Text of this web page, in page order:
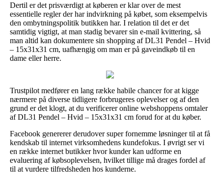
Dertil er det prisværdigt at køberen er klar over de mest
essentielle regler der har indvirkning på købet, som eksempelvis
den ombytningspolitik butikken har. I relation til det er det
samtidig vigtigt, at man stadig bevarer sin e-mail kvittering, så
man altid kan dokumentere sin shopping af DL31 Pendel – Hvid
– 15x31x31 cm, uafhængig om man er på gaveindkøb til en
dame eller herre.
Trustpilot medfører en lang række habile chancer for at kigge
nærmere på diverse tidligere forbrugeres oplevelser og af den
grund er det klogt, at du verificerer online webshoppens omtaler
af DL31 Pendel – Hvid – 15x31x31 cm forud for at du køber.
Facebook genererer derudover super fornemme løsninger til at få
kendskab til internet virksomhedens kundefokus. I øvrigt ser vi
en række internet butikker hvor kunder kan udforme en
evaluering af købsoplevelsen, hvilket tillige må drages fordel af
til at vurdere tilfredsheden hos kunderne.